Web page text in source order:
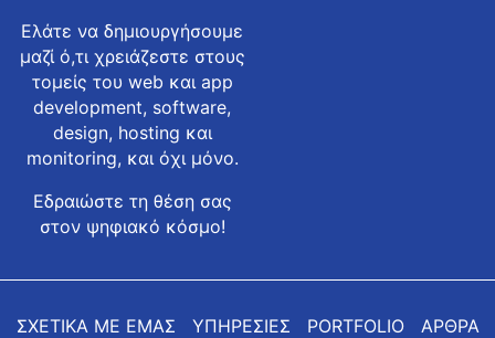
Ελάτε να δημιουργήσουμε
μαζί ό,τι χρειάζεστε στους
τομείς του web και app
development, software,
design, hosting και
monitoring, και όχι μόνο.
Εδραιώστε τη θέση σας
στον ψηφιακό κόσμο!
ΣΧΕΤΙΚΑ ΜΕ ΕΜΑΣ ΥΠΗΡΕΣΙΕΣ PORTFOLIO
ΑΡΘΡΑ